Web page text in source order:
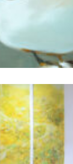
termes et conditions